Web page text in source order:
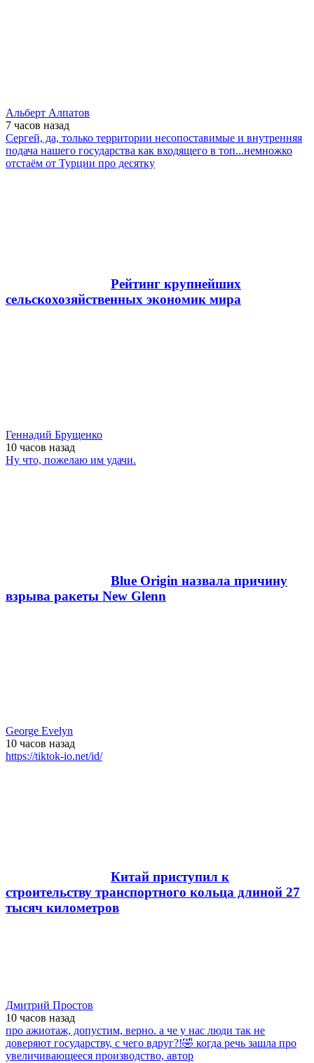
Альберт Алпатов
7 часов назад
Сергей, да, только территории несопоставимые и внутренняя
подача нашего государства как входящего в топ...немножко
отстаём от Турции про десятку
Рейтинг крупнейших
сельскохозяйственных экономик мира
Геннадий Брущенко
10 часов назад
Ну что, пожелаю им удачи.
Blue Origin назвала причину
взрыва ракеты New Glenn
George Evelyn
10 часов назад
https://tiktok-io.net/id/
Китай приступил к
строительству транспортного кольца длиной 27
тысяч километров
Дмитрий Простов
10 часов назад
про ажиотаж, допустим, верно. а че у нас люди так не
доверяют государству, с чего вдруг?!🤣 когда речь зашла про
увеличивающееся производство, автор